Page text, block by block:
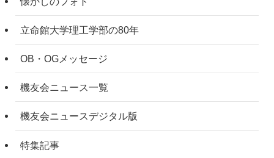
立命館大学理工学部の80年
OB・OGメッセージ
機友会ニュース一覧
機友会ニュースデジタル版
特集記事